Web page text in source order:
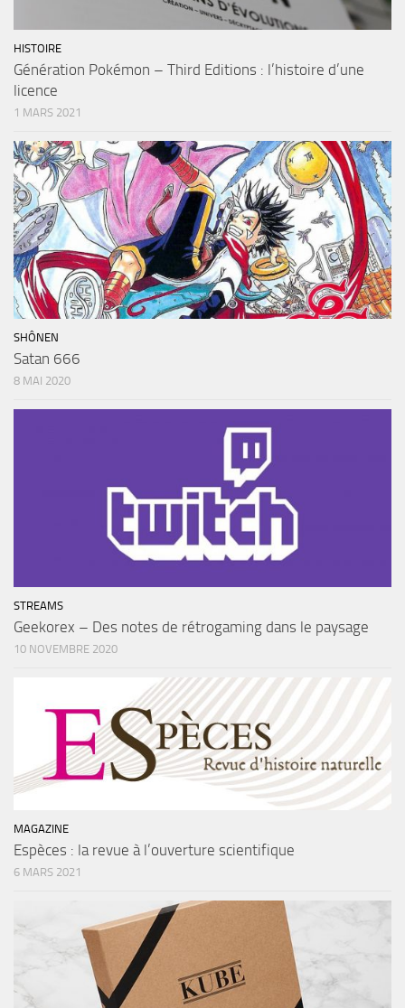
HISTOIRE
Génération Pokémon – Third Editions : l’histoire d’une
licence
1 MARS 2021
SHÔNEN
Satan 666
8 MAI 2020
STREAMS
Geekorex – Des notes de rétrogaming dans le paysage
10 NOVEMBRE 2020
MAGAZINE
Espèces : la revue à l’ouverture scientifique
6 MARS 2021